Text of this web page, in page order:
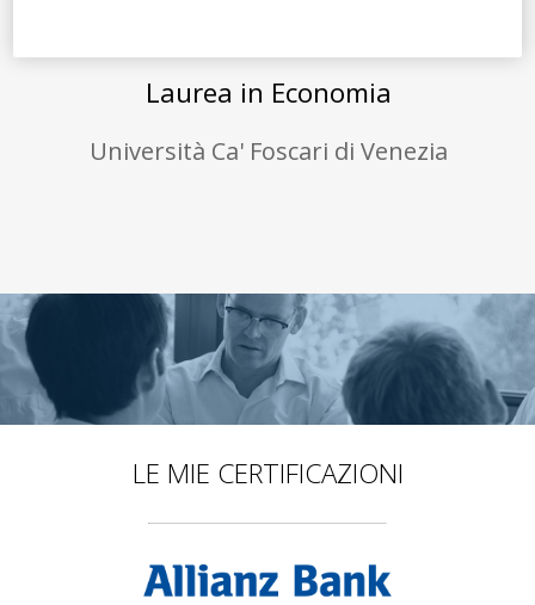
Laurea in Economia
Università Ca' Foscari di Venezia
LE MIE CERTIFICAZIONI